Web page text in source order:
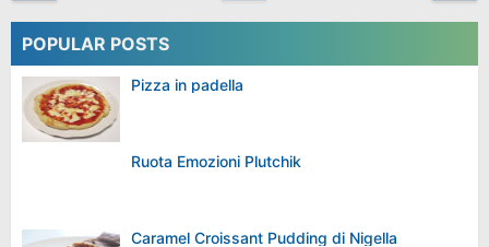
POPULAR POSTS
Pizza in padella
Ruota Emozioni Plutchik
Caramel Croissant Pudding di Nigella